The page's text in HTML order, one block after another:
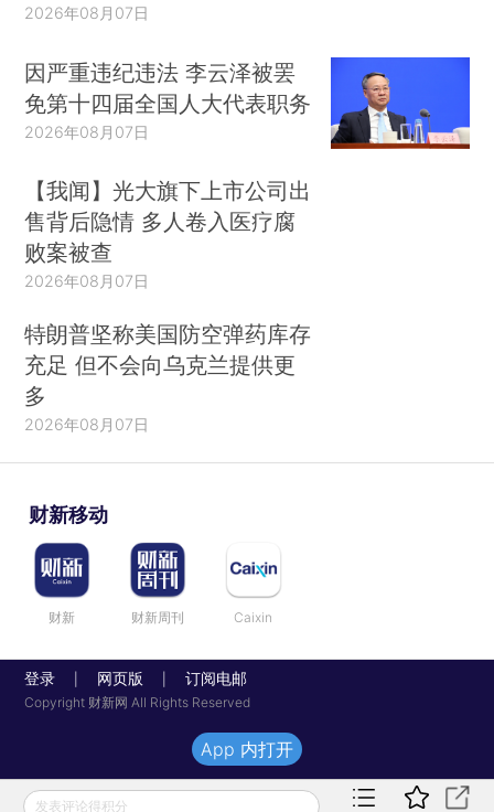
2026年08月07日
因严重违纪违法 李云泽被罢
免第十四届全国人大代表职务
2026年08月07日
【我闻】光大旗下上市公司出
售背后隐情 多人卷入医疗腐
败案被查
2026年08月07日
特朗普坚称美国防空弹药库存
充足 但不会向乌克兰提供更
多
2026年08月07日
财新移动
财新 财新周刊 Caixin
登录 网页版 订阅电邮
Copyright 财新网 All Rights Reserved
发表评论得积分
App 内打开